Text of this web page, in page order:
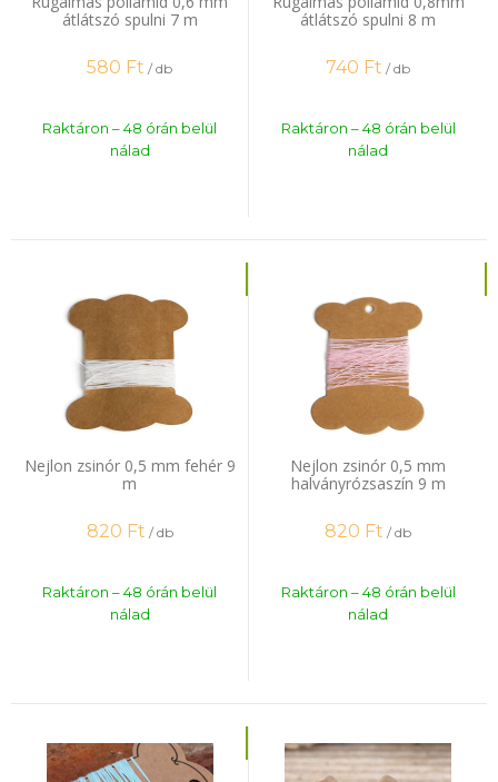
átlátszó spulni 7 m
580 Ft / db
Raktáron – 48 órán belül
nálad
átlátszó spulni 8 m
740 Ft / db
Raktáron – 48 órán belül
nálad
Nejlon zsinór 0,5 mm fehér 9
m
820 Ft / db
Raktáron – 48 órán belül
nálad
Nejlon zsinór 0,5 mm
halványrózsaszín 9 m
820 Ft / db
Raktáron – 48 órán belül
nálad